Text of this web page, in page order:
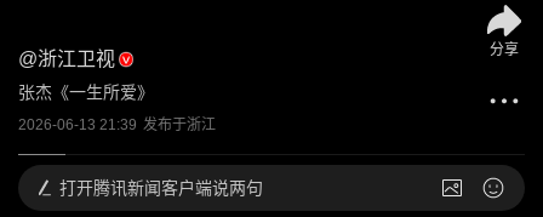
@浙江卫视
张杰《一生所爱》
2026-06-13 21:39 发布于浙江
分享
打开腾讯新闻客户端说两句